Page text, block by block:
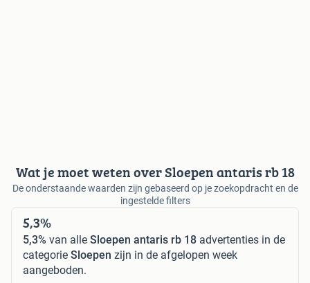
Wat je moet weten over Sloepen antaris rb 18
De onderstaande waarden zijn gebaseerd op je zoekopdracht en de
ingestelde filters
5,3%
5,3% van alle Sloepen antaris rb 18 advertenties in de
categorie Sloepen zijn in de afgelopen week
aangeboden.